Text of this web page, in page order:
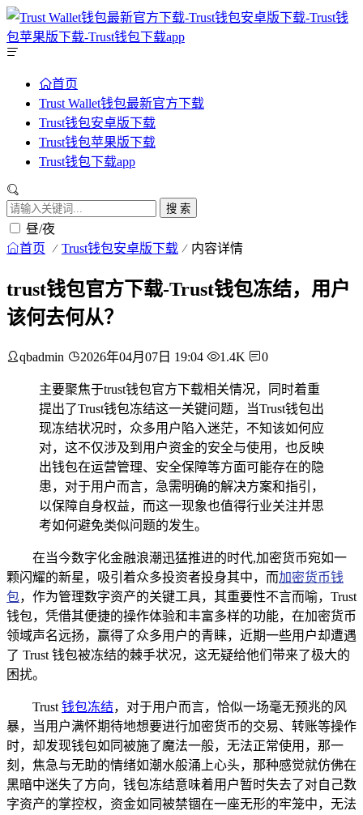
首页
Trust Wallet钱包最新官方下载
Trust钱包安卓版下载
Trust钱包苹果版下载
Trust钱包下载app
搜 索
昼/夜
首页 Trust钱包安卓版下载 内容详情
trust钱包官方下载-Trust钱包冻结，用户
该何去何从？
qbadmin 2026年04月07日 19:04 1.4K 0
主要聚焦于trust钱包官方下载相关情况，同时着重
提出了Trust钱包冻结这一关键问题，当Trust钱包出
现冻结状况时，众多用户陷入迷茫，不知该如何应
对，这不仅涉及到用户资金的安全与使用，也反映
出钱包在运营管理、安全保障等方面可能存在的隐
患，对于用户而言，急需明确的解决方案和指引，
以保障自身权益，而这一现象也值得行业关注并思
考如何避免类似问题的发生。
在当今数字化金融浪潮迅猛推进的时代,加密货币宛如一
颗闪耀的新星，吸引着众多投资者投身其中，而加密货币钱
包，作为管理数字资产的关键工具，其重要性不言而喻，Trust
钱包，凭借其便捷的操作体验和丰富多样的功能，在加密货币
领域声名远扬，赢得了众多用户的青睐，近期一些用户却遭遇
了 Trust 钱包被冻结的棘手状况，这无疑给他们带来了极大的
困扰。
Trust 钱包冻结，对于用户而言，恰似一场毫无预兆的风
暴，当用户满怀期待地想要进行加密货币的交易、转账等操作
时，却发现钱包如同被施了魔法一般，无法正常使用，那一
刻，焦急与无助的情绪如潮水般涌上心头，那种感觉就仿佛在
黑暗中迷失了方向，钱包冻结意味着用户暂时失去了对自己数
字资产的掌控权，资金如同被禁锢在一座无形的牢笼中，无法